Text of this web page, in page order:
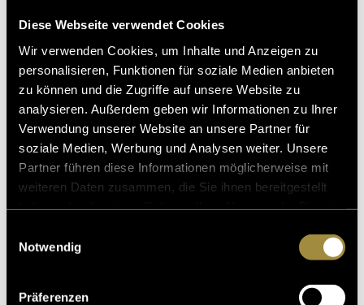
Diese Webseite verwendet Cookies
Wir verwenden Cookies, um Inhalte und Anzeigen zu
personalisieren, Funktionen für soziale Medien anbieten
zu können und die Zugriffe auf unsere Website zu
analysieren. Außerdem geben wir Informationen zu Ihrer
Verwendung unserer Website an unsere Partner für
soziale Medien, Werbung und Analysen weiter. Unsere
Partner führen diese Informationen möglicherweise mit
weiteren Daten zusammen, die Sie ihnen bereitgestellt
Notwendig
Präferenzen
Bitte akzeptiere diestatistik, MarketingCookies um
diesen Inhalt zu sehen.
Ähnliche Artikel